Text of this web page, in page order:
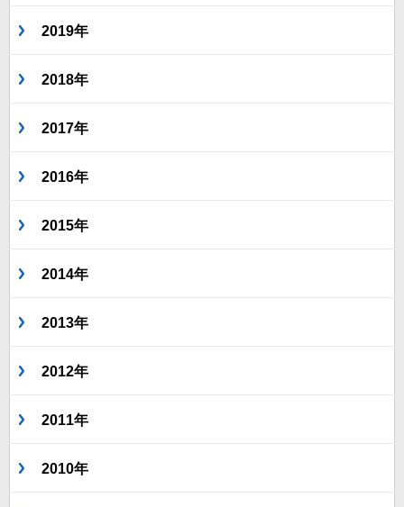
2019年
2018年
2017年
2016年
2015年
2014年
2013年
2012年
2011年
2010年